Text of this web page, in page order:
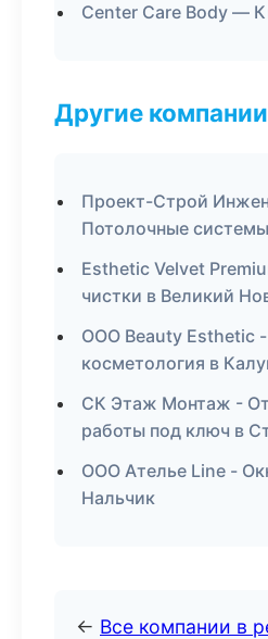
Center Care Body —
Другие компании
Проект-Строй
Потолочные
Esthetic Velvet
чистки в Великий
ООО Beauty Esthetic
косметология в
СК Этаж Монтаж -
работы под ключ в
ООО Ателье Line -
Нальчик
← Все компании в